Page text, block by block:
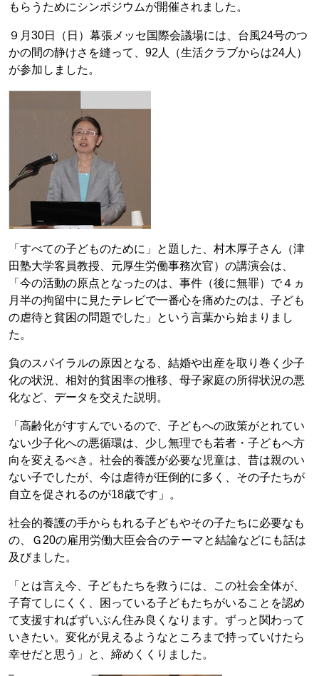
もらうためにシンポジウムが開催されました。
９月30日（日）幕張メッセ国際会議場には、台風24号のつ
かの間の静けさを縫って、92人（生活クラブからは24人）
が参加しました。
「すべての子どものために」と題した、村木厚子さん（津
田塾大学客員教授、元厚生労働事務次官）の講演会は、
「今の活動の原点となったのは、事件（後に無罪）で４ヵ
月半の拘留中に見たテレビで一番心を痛めたのは、子ども
の虐待と貧困の問題でした」という言葉から始まりまし
た。
負のスパイラルの原因となる、結婚や出産を取り巻く少子
化の状況、相対的貧困率の推移、母子家庭の所得状況の悪
化など、データを交えた説明。
「高齢化がすすんでいるので、子どもへの政策がとれてい
ない少子化への悪循環は、少し無理でも若者・子どもへ方
向を変えるべき。社会的養護が必要な児童は、昔は親のい
ない子でしたが、今は虐待が圧倒的に多く、その子たちが
自立を促されるのが18歳です」。
社会的養護の手からもれる子どもやその子たちに必要なも
の、Ｇ20の雇用労働大臣会合のテーマと結論などにも話は
及びました。
「とは言え今、子どもたちを救うには、この社会全体が、
子育てしにくく、困っている子どもたちがいることを認め
て支援すればずいぶん住み良くなります。ずっと関わって
いきたい。変化が見えるようなところまで持っていけたら
幸せだと思う」と、締めくくりました。